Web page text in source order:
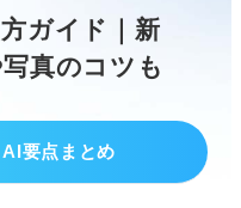
ガイド｜新
真のコツも
要点まとめ
のポイント